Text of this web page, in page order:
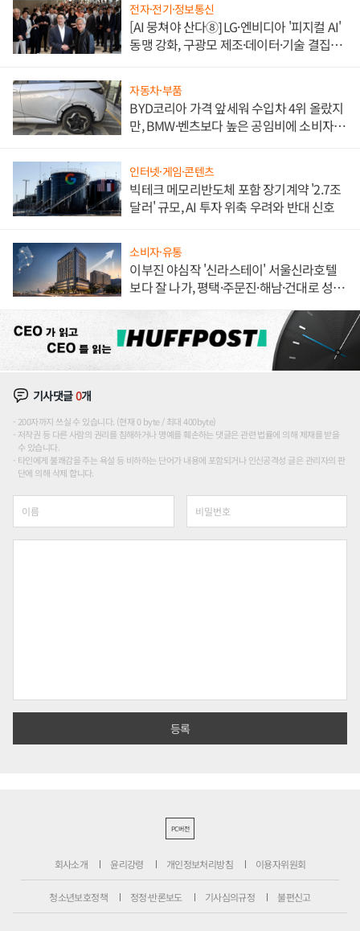
전자·전기·정보통신
[AI 뭉쳐야 산다⑧] LG·엔비디아 '피지컬 AI'
동맹 강화, 구광모 제조·데이터·기술 결집
자동차·부품
BYD코리아 가격 앞세워 수입차 4위 올랐지
만, BMW·벤츠보다 높은 공임비에 소비자
인터넷·게임·콘텐츠
빅테크 메모리반도체 포함 장기계약 '2.7조
달러' 규모, AI 투자 위축 우려와 반대 신호
소비자·유통
이부진 야심작 '신라스테이' 서울신라호텔
보다 잘 나가, 평택·주문진·해남·건대로 성
기사댓글0개
200자까지 쓰실 수 있습니다. (현재 0 byte / 최대 400byte)
저작권 등 다른 사람의 권리를 침해하거나 명예를 훼손하는 댓글은 관련 법률에 의해 제재를 받을
수 있습니다.
타인에게 불쾌감을 주는 욕설 등 비하하는 단어가 내용에 포함되거나 인신공격성 글은 관리자의 판
단에 의해 삭제 합니다.
PC버전
회사소개 윤리강령 개인정보처리방침 이용자위원회
청소년보호정책 정정·반론보도 기사심의규정 불편신고